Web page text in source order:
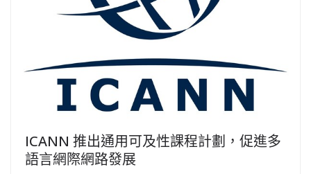
ICANN 推出通用可及性課程計劃，促進多
語言網際網路發展